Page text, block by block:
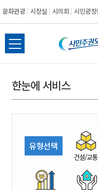
문화관광 시장실 시의회 시민광
전
체
뉴
열
한눈에 서비스
유형선택
건설/교통